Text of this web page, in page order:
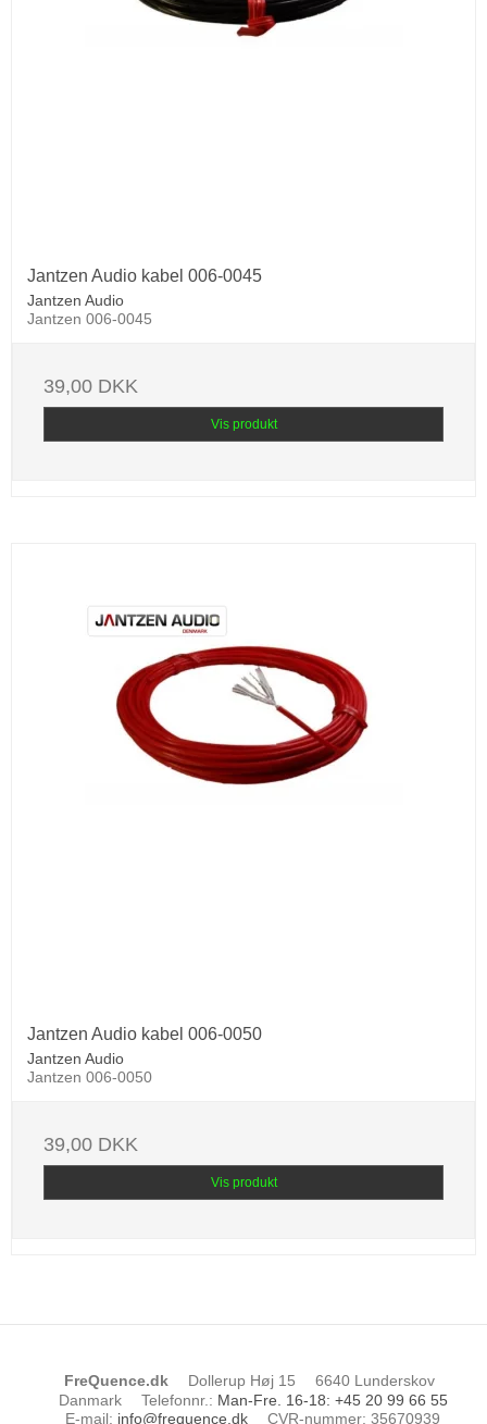
Jantzen Audio kabel 006-0045
Jantzen Audio
Jantzen 006-0045
39,00 DKK
Vis produkt
Jantzen Audio kabel 006-0050
Jantzen Audio
Jantzen 006-0050
39,00 DKK
Vis produkt
FreQuence.dk Dollerup Høj 15
6640 Lunderskov
Danmark
Telefonnr. : Man-Fre. 16-18: +45 20 99 66 55
E-mail: info@frequence.dk CVR-nummer: 35670939